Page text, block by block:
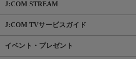
J:COM STREAM
J:COM TVサービスガイド
イベント・プレゼント